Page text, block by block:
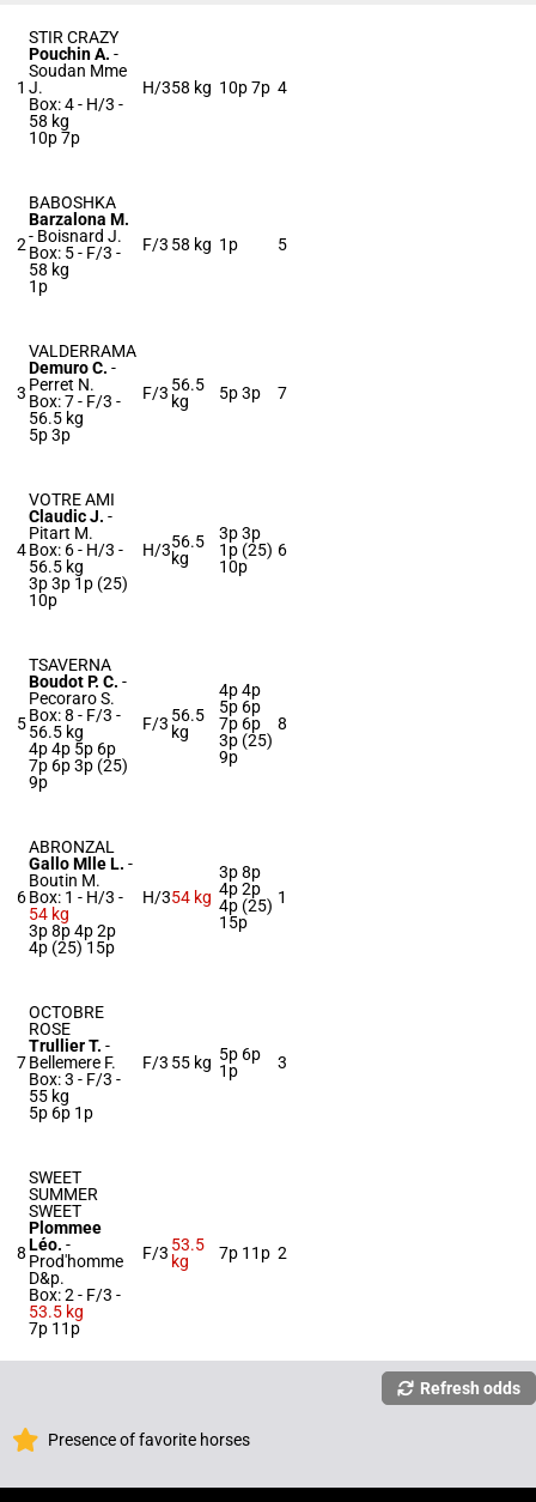
1
STIR CRAZY
Pouchin A. -
Soudan Mme
J.
Box: 4 - H/3 -
58 kg
10p 7p
H/358 kg 10p 7p 4
2
BABOSHKA
Barzalona M.
- Boisnard J.
Box: 5 - F/3 -
58 kg
1p
F/3 58 kg 1p 5
3
VALDERRAMA
Demuro C. -
Perret N.
Box: 7 - F/3 -
56.5 kg
5p 3p
F/3 56.5
kg
5p 3p 7
4
VOTRE AMI
Claudic J. -
Pitart M.
Box: 6 - H/3 -
56.5 kg
3p 3p 1p (25)
10p
H/356.5
kg
3p 3p
1p (25)
10p
6
5
TSAVERNA
Boudot P. C. -
Pecoraro S.
Box: 8 - F/3 -
56.5 kg
4p 4p 5p 6p
7p 6p 3p (25)
9p
F/3 56.5
kg
4p 4p
5p 6p
7p 6p
3p (25)
9p
8
6
ABRONZAL
Gallo Mlle L. -
Boutin M.
Box: 1 - H/3 -
54 kg
3p 8p 4p 2p
4p (25) 15p
H/354 kg
3p 8p
4p 2p
4p (25)
15p
1
7
OCTOBRE
ROSE
Trullier T. -
Bellemere F.
Box: 3 - F/3 -
55 kg
5p 6p 1p
F/3 55 kg 5p 6p
1p
3
8
SWEET
SUMMER
SWEET
Plommee
Léo. -
Prod'homme
D&p.
Box: 2 - F/3 -
53.5 kg
7p 11p
F/3 53.5
kg
7p 11p 2
Refresh odds
Presence of favorite horses